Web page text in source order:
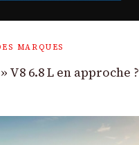
MARQUES
V8 6.8 L en approche ?